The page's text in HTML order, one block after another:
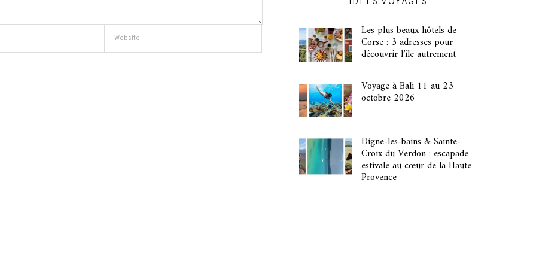
Les plus beaux hôtels de
Corse : 3 adresses pour
découvrir l’île autrement
Voyage à Bali 11 au 23
octobre 2026
Digne-les-bains & Sainte-
Croix du Verdon : escapade
estivale au cœur de la Haute
Provence